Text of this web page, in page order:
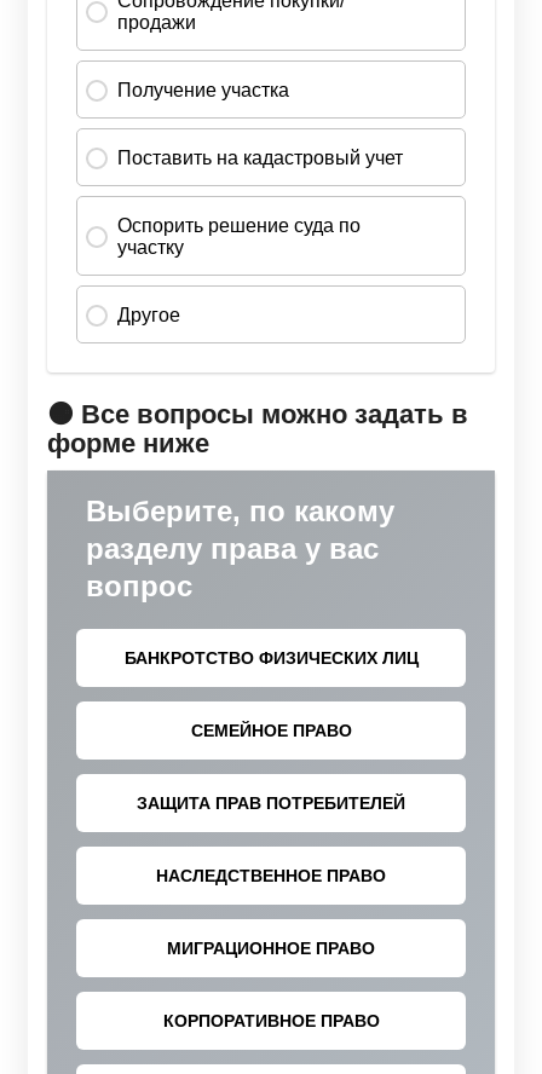
🟠 Все вопросы можно задать в
форме ниже